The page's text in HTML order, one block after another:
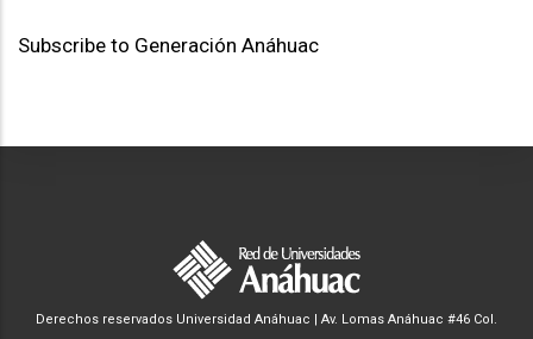
Subscribe to Generación Anáhuac
Derechos reservados Universidad Anáhuac | Av. Lomas Anáhuac #46 Col.